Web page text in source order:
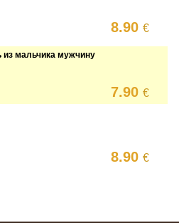
8.90€
из мальчика мужчину
7.90€
8.90€